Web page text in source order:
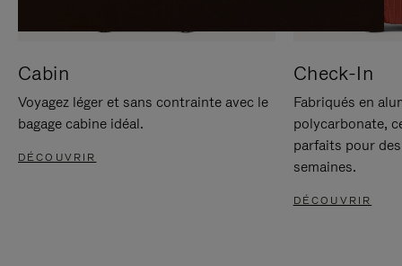
Cabin
Voyagez léger et sans contrainte avec le
bagage cabine idéal.
DÉCOUVRIR
Check-In
Fabriqués en
polycarbonate,
parfaits pour
semaines.
DÉCOUVRIR